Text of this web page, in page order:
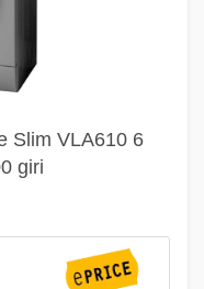
Slim VLA610 6
giri